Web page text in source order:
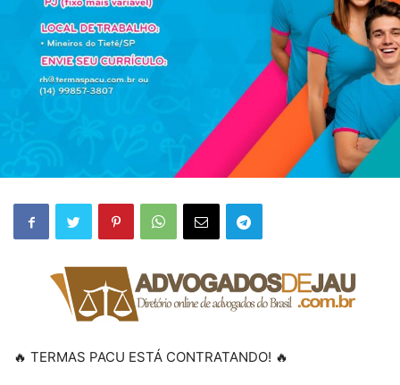
🔥 TERMAS PACU ESTÁ CONTRATANDO! 🔥